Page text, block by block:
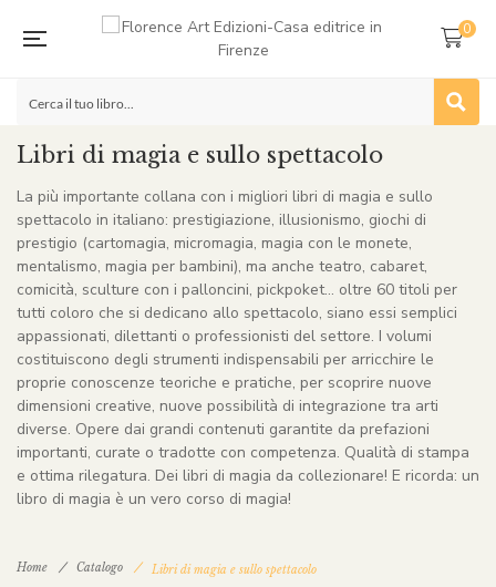
0
Libri di magia e sullo spettacolo
La più importante collana con i migliori libri di magia e sullo
spettacolo in italiano: prestigiazione, illusionismo, giochi di
prestigio (cartomagia, micromagia, magia con le monete,
mentalismo, magia per bambini), ma anche teatro, cabaret,
comicità, sculture con i palloncini, pickpoket… oltre 60 titoli per
tutti coloro che si dedicano allo spettacolo, siano essi semplici
appassionati, dilettanti o professionisti del settore. I volumi
costituiscono degli strumenti indispensabili per arricchire le
proprie conoscenze teoriche e pratiche, per scoprire nuove
dimensioni creative, nuove possibilità di integrazione tra arti
diverse. Opere dai grandi contenuti garantite da prefazioni
importanti, curate o tradotte con competenza. Qualità di stampa
e ottima rilegatura. Dei libri di magia da collezionare! E ricorda: un
libro di magia è un vero corso di magia!
Home Catalogo Libri di magia e sullo spettacolo